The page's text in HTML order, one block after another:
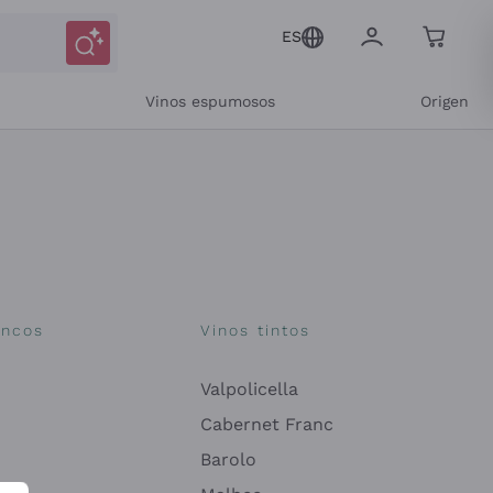
ES
Vinos espumosos Origen
Vinos tintos
Valpolicella
Cabernet Franc
Barolo
y ofertas personalizadas